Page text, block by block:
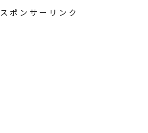
ス ポ ン サ ー リ ン ク